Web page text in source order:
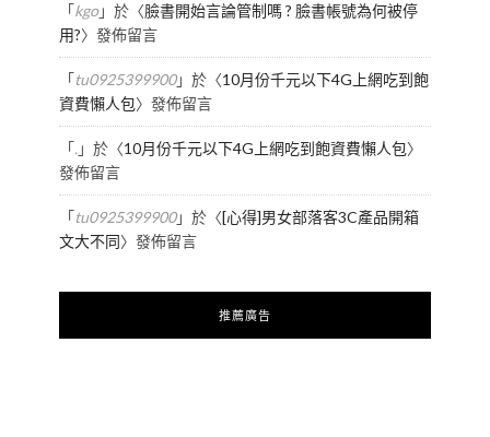
「kgo」於〈臉書開始言論管制嗎 ? 臉書帳號為何被停
用?〉發佈留言
「tu0925399900」於〈10月份千元以下4G上網吃到飽
資費懶人包〉發佈留言
「.」於〈10月份千元以下4G上網吃到飽資費懶人包〉
發佈留言
「tu0925399900」於〈[心得]男女部落客3C產品開箱
文大不同〉發佈留言
推薦廣告